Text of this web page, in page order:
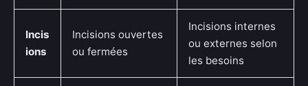
Incis
ions
Incisions ouvertes
ou fermées
Incisions internes
ou externes selon
les besoins